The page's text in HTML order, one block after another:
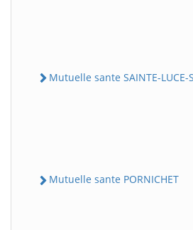
Mutuelle sante SAINTE-LUCE-
Mutuelle sante PORNICHET